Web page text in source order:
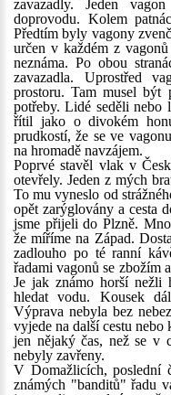
zavazadly. Jeden
doprovodu. Kolem
Předtím byly vagony
určen v každém z
neznáma. Po obou
zavazadla. Uprostřed
prostoru. Tam musel být
potřeby. Lidé seděli nebo
řítil jako o divokém
prudkostí, že se ve
na hromadě navzájem.
Poprvé stavěl vlak v
otevřely. Jeden z mých
To mu vyneslo od
opět zarýglovány a cesta
jsme přijeli do Plzně.
že míříme na Západ.
zadlouho po té ranní
řadami vagonů se zbožím
Je jak známo horší nežli
hledat vodu. Kousek
Výprava nebyla bez
vyjede na další cestu
jen nějaký čas, než se v
nebyly zavřeny.
V Domažlicích, poslední
známých "banditů" řadu